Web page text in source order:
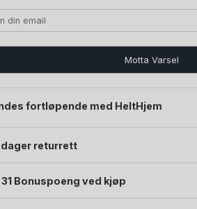
Motta Varsel
fortløpende med HeltHjem
returrett
31 Bonuspoeng ved kjøp